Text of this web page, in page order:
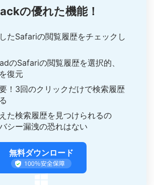
の優れた機能！
たSafariの閲覧履歴をチェックし
のSafariの閲覧履歴を選択的、
復元
！3回のクリックだけで検索履歴
た検索履歴を見つけられるの
シー漏洩の恐れはない
無料ダウンロード